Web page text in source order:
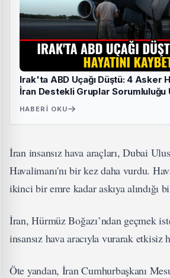
Irak'ta ABD Uçağı Düştü: 4 Asker
İran Destekli Gruplar Sorumluluğu
HABERI OKU
İran insansız hava araçları, Dubai
Havalimanı'nı bir kez daha vurdu.
ikinci bir emre kadar askıya alındığı
İran, Hürmüz Boğazı’ndan geçmek
insansız hava aracıyla vurarak etkisiz
Öte yandan, İran Cumhurbaşkanı